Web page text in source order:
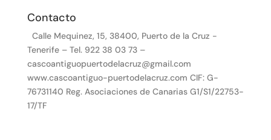
Contacto
Calle Mequinez, 15, 38400, Puerto de la Cruz -
Tenerife – Tel. 922 38 03 73 –
cascoantiguopuertodelacruz@gmail.com
www.cascoantiguo-puertodelacruz.com CIF: G-
76731140 Reg. Asociaciones de Canarias G1/S1/22753-
17/TF